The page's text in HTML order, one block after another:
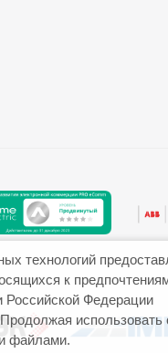
технологий
к
Российской Федерации
использовать
файлами.